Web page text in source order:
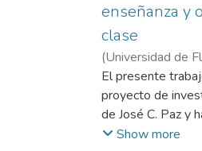
enseñanza y
clase
(Universidad de
Silvina;Gómez
Horacio;Añasco,
El presente
proyecto de
de José C. Paz y
identificar los
Show more